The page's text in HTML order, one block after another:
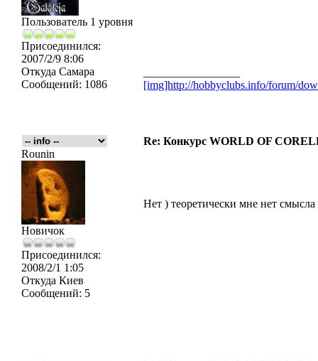
Пользователь 1 уровня
Присоединился:
2007/2/9 8:06
Откуда Самара
Сообщений: 1086
[img]http://hobbyclubs.info/forum/
Re: Конкурс WORLD OF
Rounin
Новичок
Присоединился:
2008/2/1 1:05
Откуда Киев
Сообщений: 5
Нет ) теоретически мне нет смысла